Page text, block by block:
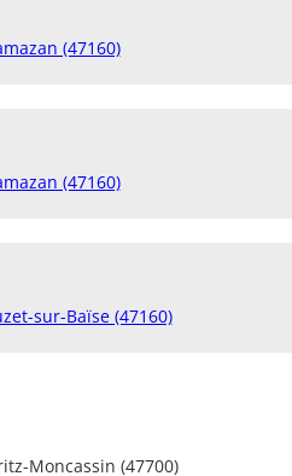
(47160)
(47160)
sur-Baïse (47160)
Moncassin (47700)